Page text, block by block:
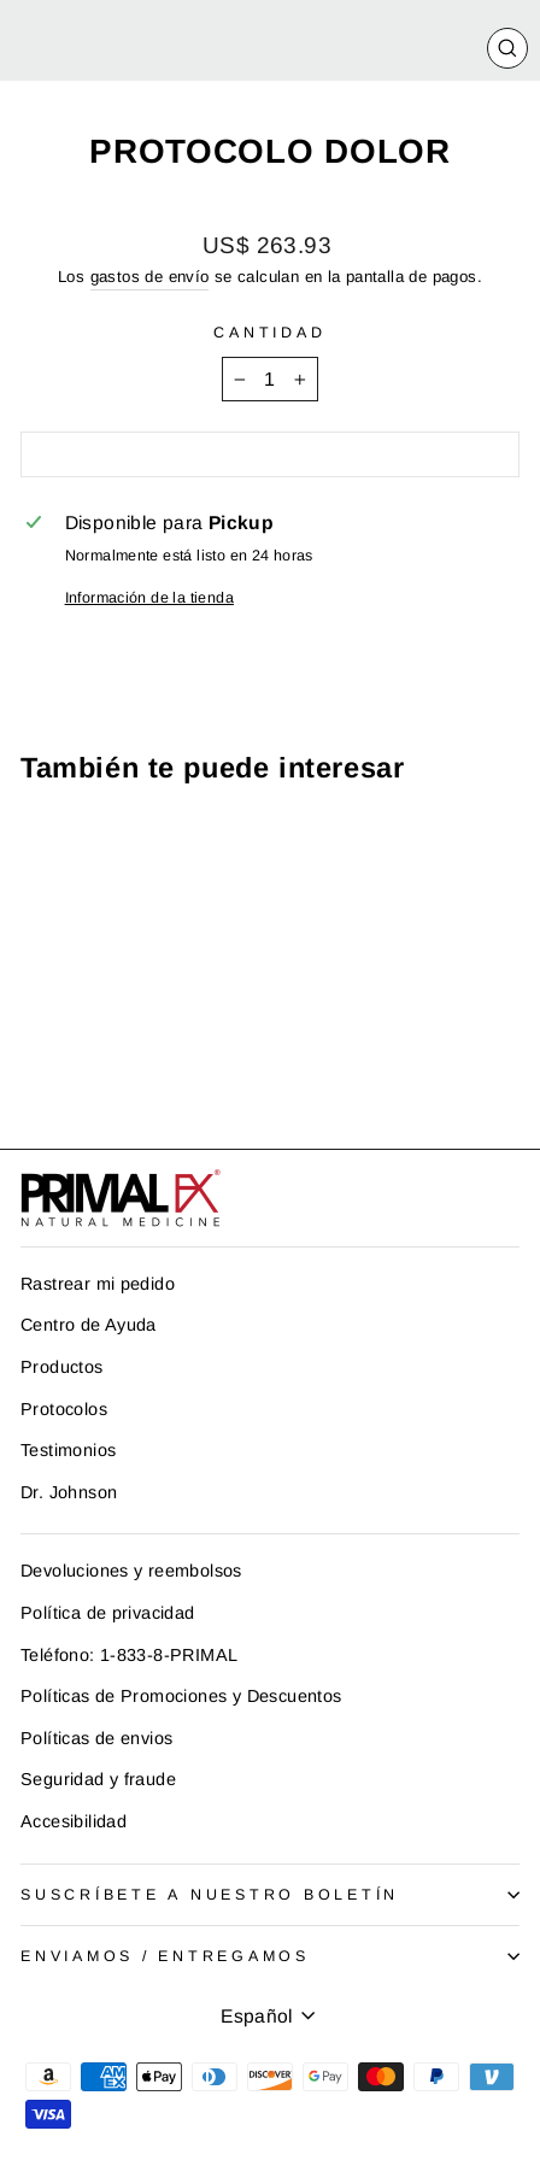
PROTOCOLO DOLOR
Precio
habitual
US$ 263.93
Los gastos de envío se calculan en la pantalla de pagos.
CANTIDAD
Disponible para Pickup
Normalmente está listo en 24 horas
Información de la tienda
También te puede interesar
Rastrear mi pedido
Centro de Ayuda
Productos
Protocolos
Testimonios
Dr. Johnson
Devoluciones y reembolsos
Política de privacidad
Teléfono: 1-833-8-PRIMAL
Políticas de Promociones y Descuentos
Políticas de envios
Seguridad y fraude
Accesibilidad
SUSCRÍBETE A NUESTRO BOLETÍN
ENVIAMOS / ENTREGAMOS
Idioma
Español